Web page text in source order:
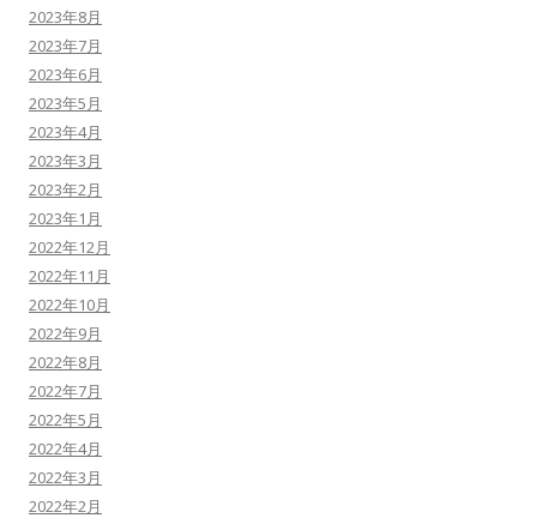
2023年8月
2023年7月
2023年6月
2023年5月
2023年4月
2023年3月
2023年2月
2023年1月
2022年12月
2022年11月
2022年10月
2022年9月
2022年8月
2022年7月
2022年5月
2022年4月
2022年3月
2022年2月